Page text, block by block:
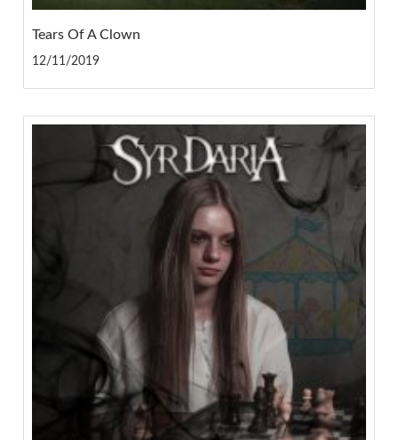
Tears Of A Clown
12/11/2019